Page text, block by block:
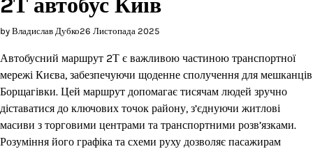
by Владислав Дубко26 Листопада 2025
Автобусний маршрут 2Т є важливою частиною транспортної
мережі Києва, забезпечуючи щоденне сполучення для мешканців
Борщагівки. Цей маршрут допомагає тисячам людей зручно
діставатися до ключових точок району, з’єднуючи житлові
масиви з торговими центрами та транспортними розв’язками.
Розуміння його графіка та схеми руху дозволяє пасажирам